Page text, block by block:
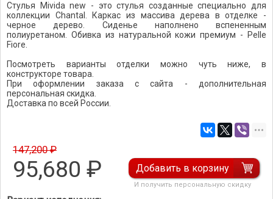
Стулья Mivida new - это стулья созданные специально для
коллекции Chantal. Каркас из массива дерева в отделке -
черное дерево. Сиденье наполнено вспененным
полиуретаном. Обивка из натуральной кожи премиум - Pelle
Fiore.
Посмотреть варианты отделки можно чуть ниже, в
конструкторе товара.
При оформлении заказа с сайта - дополнительная
персональная скидка.
Доставка по всей России.
147,200 ₽
95,680 ₽ Добавить в корзину
И получить персональную скидку